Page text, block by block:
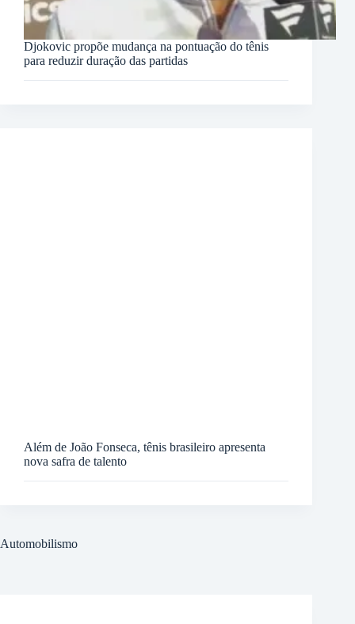
Djokovic propõe mudança na pontuação do tênis
para reduzir duração das partidas
Além de João Fonseca, tênis brasileiro apresenta
nova safra de talento
Automobilismo